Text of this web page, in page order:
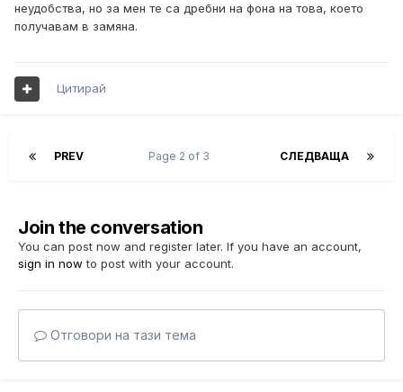
неудобства, но за мен те са дребни на фона на това, което
получавам в замяна.
Цитирай
PREV СЛЕДВАЩА
Page 2 of 3
Join the conversation
You can post now and register later. If you have an account,
sign in now to post with your account.
Отговори на тази тема